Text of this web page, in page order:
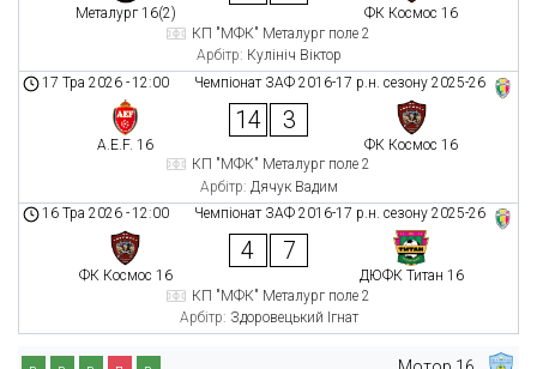
Металург 16(2)
ФК Космос 16
КП "МФК" Металург поле 2
Арбітр: Кулініч Віктор
Чемпіонат ЗАФ 2016-17 р.н. сезону 2025-26
17 Тра 2026 -12:00
A.E.F. 16
14 3
ФК Космос 16
КП "МФК" Металург поле 2
Арбітр: Дячук Вадим
Чемпіонат ЗАФ 2016-17 р.н. сезону 2025-26
16 Тра 2026 -12:00
ФК Космос 16
4 7
ДЮФК Титан 16
КП "МФК" Металург поле 2
Арбітр: Здоровецький Ігнат